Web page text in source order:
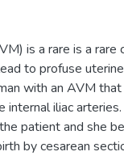
is a rare is a rare
to profuse
with an AVM
iliac
patient and she
by cesarean